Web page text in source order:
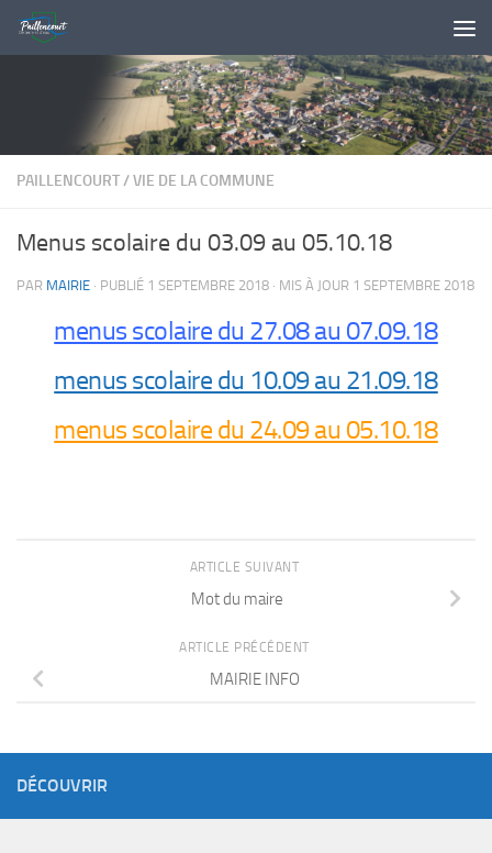
Skip to content
PAILLENCOURT/VIE DE LA COMMUNE
Menus scolaire du 03.09 au 05.10.18
PAR MAIRIE · PUBLIÉ 1 SEPTEMBRE 2018 · MIS À JOUR 1 SEPTEMBRE 2018
menus scolaire du 27.08 au 07.09.18
menus scolaire du 10.09 au 21.09.18
menus scolaire du 24.09 au 05.10.18
ARTICLE SUIVANT
Mot du maire
ARTICLE PRÉCÉDENT
MAIRIE INFO
DÉCOUVRIR